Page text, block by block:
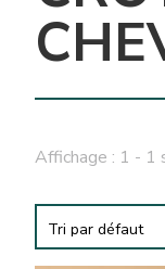
Affichage : 1 - 1